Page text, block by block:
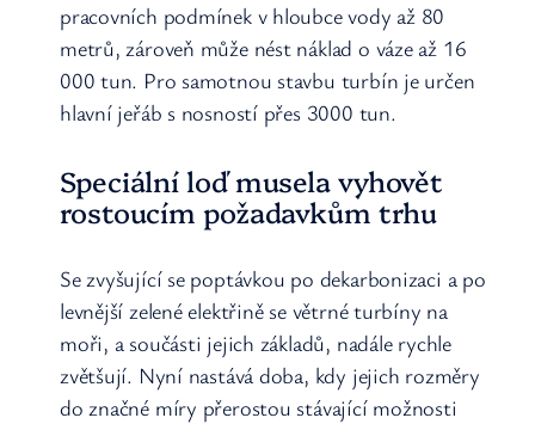
pracovních podmínek v hloubce vody až 80
metrů, zároveň může nést náklad o váze až 16
000 tun. Pro samotnou stavbu turbín je určen
hlavní jeřáb s nosností přes 3000 tun.
Speciální loď musela vyhovět
rostoucím požadavkům trhu
Se zvyšující se poptávkou po dekarbonizaci a po
levnější zelené elektřině se větrné turbíny na
moři, a součásti jejich základů, nadále rychle
zvětšují. Nyní nastává doba, kdy jejich rozměry
do značné míry přerostou stávající možnosti